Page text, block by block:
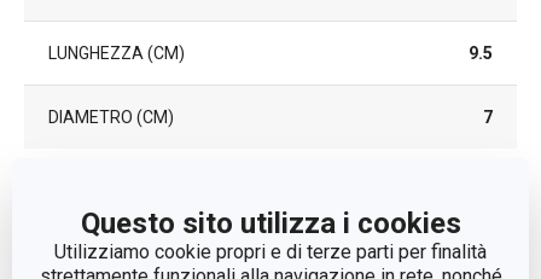
Questo sito utilizza i cookies
Utilizziamo cookie propri e di terze parti per finalità
LUNGHEZZA (CM) 9.5
DIAMETRO (CM) 7
CATEGORIA viaggiare